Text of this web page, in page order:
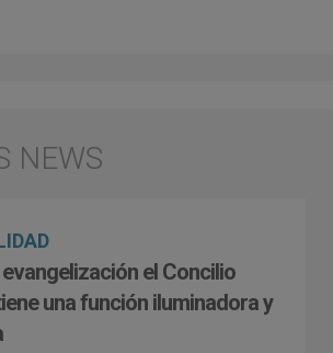
evangelización el Concilio
una función iluminadora y